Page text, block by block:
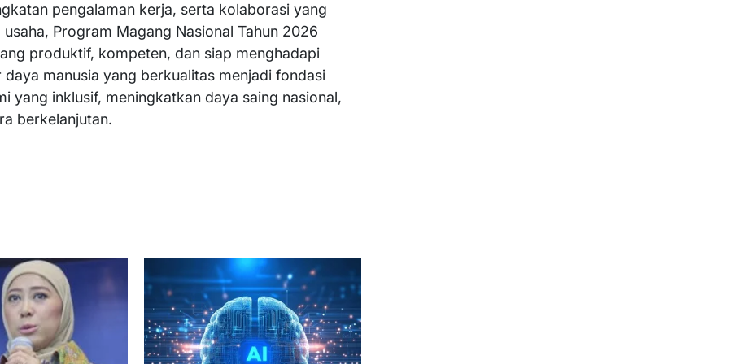
pengalaman kerja, serta kolaborasi yang
Program Magang Nasional Tahun 2026
produktif, kompeten, dan siap menghadapi
manusia yang berkualitas menjadi fondasi
yang inklusif, meningkatkan daya saing nasional,
berkelanjutan.